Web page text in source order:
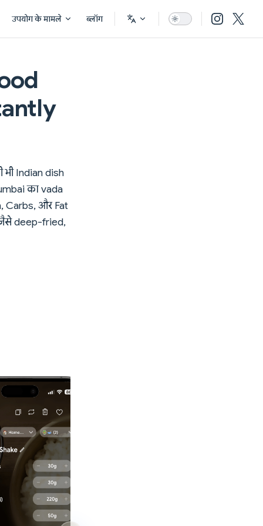
उपयोग के मामले ब्लॉग
Indian dish
का vada
Carbs, और Fat
deep-fried,